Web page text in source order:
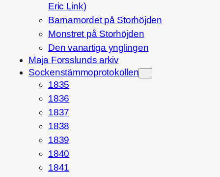
Eric Link)
Barnamordet på Storhöjden
Monstret på Storhöjden
Den vanartiga ynglingen
Maja Forsslunds arkiv
Sockenstämmoprotokollen
1835
1836
1837
1838
1839
1840
1841